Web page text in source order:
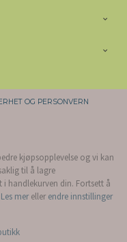
OG PERSONVERN
kjøpsopplevelse og vi kan
til å lagre
handlekurven din. Fortsett å
Les mereller endre innstillinger